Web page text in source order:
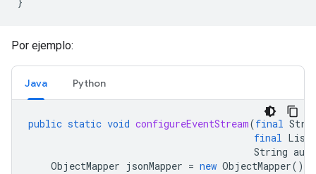
Por ejemplo:
Java Python
public static void configureEventStream(final
final
String
ObjectMapper jsonMapper = new ObjectMapper();